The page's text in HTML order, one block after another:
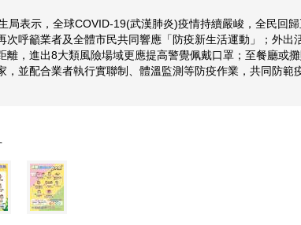
局表示，全球COVID-19(武漢肺炎)疫情持續嚴峻，全民回
次呼籲業者及全體市民共同響應「防疫新生活運動」；外
離，進出8大類風險場域更應提高警覺佩戴口罩；至餐廳或
，並配合業者執行實聯制、體溫監測等防疫作業，共同防範